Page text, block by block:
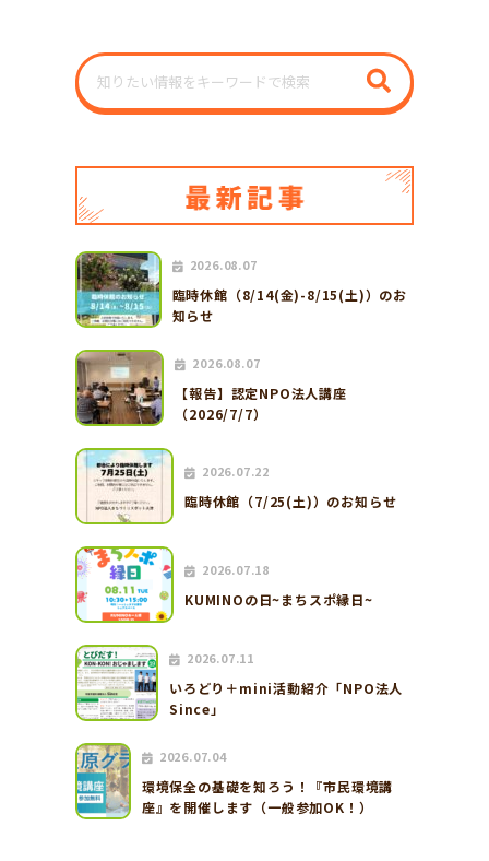
2026.08.07
臨時休館（8/14(金)-8/15(土)）のお
知らせ
2026.08.07
【報告】認定NPO法人講座
（2026/7/7）
2026.07.22
臨時休館（7/25(土)）のお知らせ
2026.07.18
KUMINOの日~まちスポ縁日~
2026.07.11
いろどり＋mini活動紹介「NPO法人
Since」
2026.07.04
環境保全の基礎を知ろう！『市民環境講
座』を開催します（一般参加OK！）